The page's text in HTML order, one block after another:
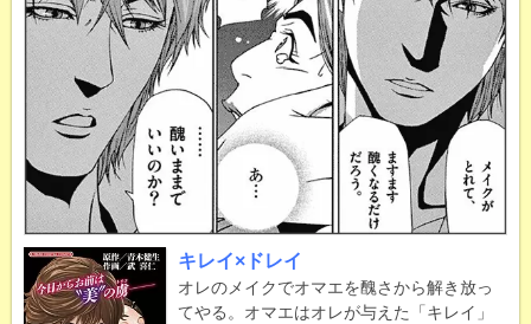
キレイ×ドレイ
オレのメイクでオマエを醜さから解き放っ
てやる。オマエはオレが与えた「キレイ」